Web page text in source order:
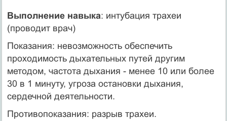
Выполнение навыка: интубация трахеи
(проводит врач)
Показания: невозможность обеспечить
проходимость дыхательных путей другим
методом, частота дыхания - менее 10 или более
30 в 1 минуту, угроза остановки дыхания,
сердечной деятельности.
Противопоказания: разрыв трахеи.